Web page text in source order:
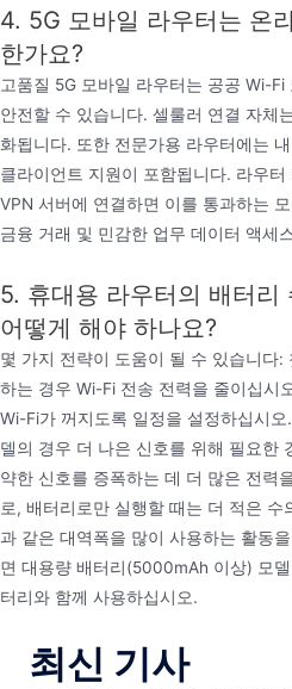
4. 5G 모바일 라우터는 온
한가요?
고품질 5G 모바일 라우터는 공공 Wi-
안전할 수 있습니다. 셀룰러 연결 자체
화됩니다. 또한 전문가용 라우터에는
클라이언트 지원이 포함됩니다. 라우
VPN 서버에 연결하면 이를 통과하는
금융 거래 및 민감한 업무 데이터 액세
5. 휴대용 라우터의 배터리
어떻게 해야 하나요?
몇 가지 전략이 도움이 될 수 있습니다
하는 경우 Wi-Fi 전송 전력을 줄이십시
Wi-Fi가 꺼지도록 일정을 설정하십시
델의 경우 더 나은 신호를 위해 필요한
약한 신호를 증폭하는 데 더 많은 전력
로, 배터리로만 실행할 때는 더 적은
과 같은 대역폭을 많이 사용하는 활동
면 대용량 배터리(5000mAh 이상) 모
터리와 함께 사용하십시오.
최신 기사